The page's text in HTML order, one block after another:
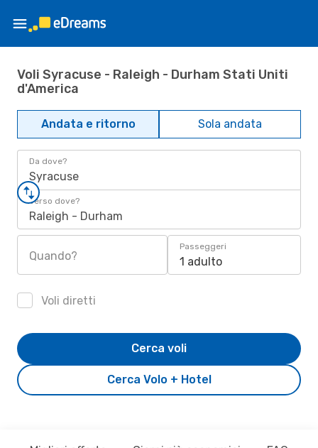
Voli Syracuse - Raleigh - Durham Stati Uniti
d'America
Andata e ritorno Sola andata
Da dove?
Syracuse
Verso dove?
Raleigh - Durham
Quando?
Passeggeri
1 adulto
Voli diretti
Cerca Volo + Hotel
Cerca voli